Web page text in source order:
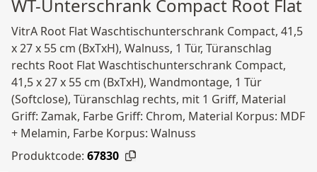
WT-Unterschrank Compact Root Flat
VitrA Root Flat Waschtischunterschrank Compact, 41,5
x 27 x 55 cm (BxTxH), Walnuss, 1 Tür, Türanschlag
rechts Root Flat Waschtischunterschrank Compact,
41,5 x 27 x 55 cm (BxTxH), Wandmontage, 1 Tür
(Softclose), Türanschlag rechts, mit 1 Griff, Material
Griff: Zamak, Farbe Griff: Chrom, Material Korpus: MDF
+ Melamin, Farbe Korpus: Walnuss
Produktcode: 67830